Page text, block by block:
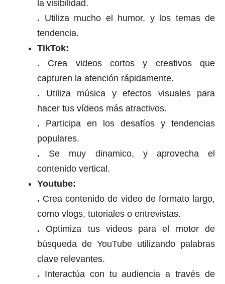
la visibilidad.
. Utiliza mucho el humor, y los temas de
tendencia.
TikTok:
. Crea videos cortos y creativos que
capturen la atención rápidamente.
. Utiliza música y efectos visuales para
hacer tus vídeos más atractivos.
. Participa en los desafíos y tendencias
populares.
. Se muy dinamico, y aprovecha el
contenido vertical.
Youtube:
. Crea contenido de video de formato largo,
como vlogs, tutoriales o entrevistas.
.Optimiza tus videos para el motor de
búsqueda de YouTube utilizando palabras
clave relevantes.
. Interactúa con tu audiencia a través de